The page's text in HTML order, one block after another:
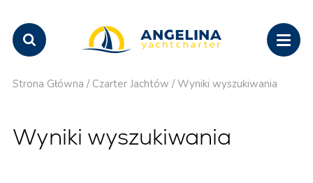
Strona Główna / Czarter Jachtów / Wyniki wyszukiwania
Wyniki wyszukiwania